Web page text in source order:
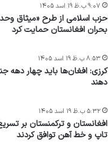
حزب اسلامی از طرح «میثاق
بحران افغانستان حمایت کرد
۹:۰۷ ب.ظ ۱۹ اسد ۱۴۰۵
کرزی: افغان‌ها باید چهار دهه
دهند
۸:۵۳ ب.ظ ۱۹ اسد ۱۴۰۵
افغانستان و ترکمنستان بر
تاپ و خط آهن توافق کردند
۵:۳۲ ب.ظ ۱۹ اسد ۱۴۰۵